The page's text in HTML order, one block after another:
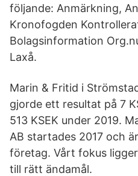
följande: Anmärkning,
Kronofogden
Bolagsinformation
Laxå.
Marin & Fritid i
gjorde ett resultat på 7
513 KSEK under 2019.
AB startades 2017 och
företag. Vårt fokus
till rätt ändamål.